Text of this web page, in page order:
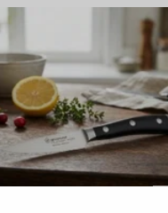
Tu je dôvod, prečo sa
účet